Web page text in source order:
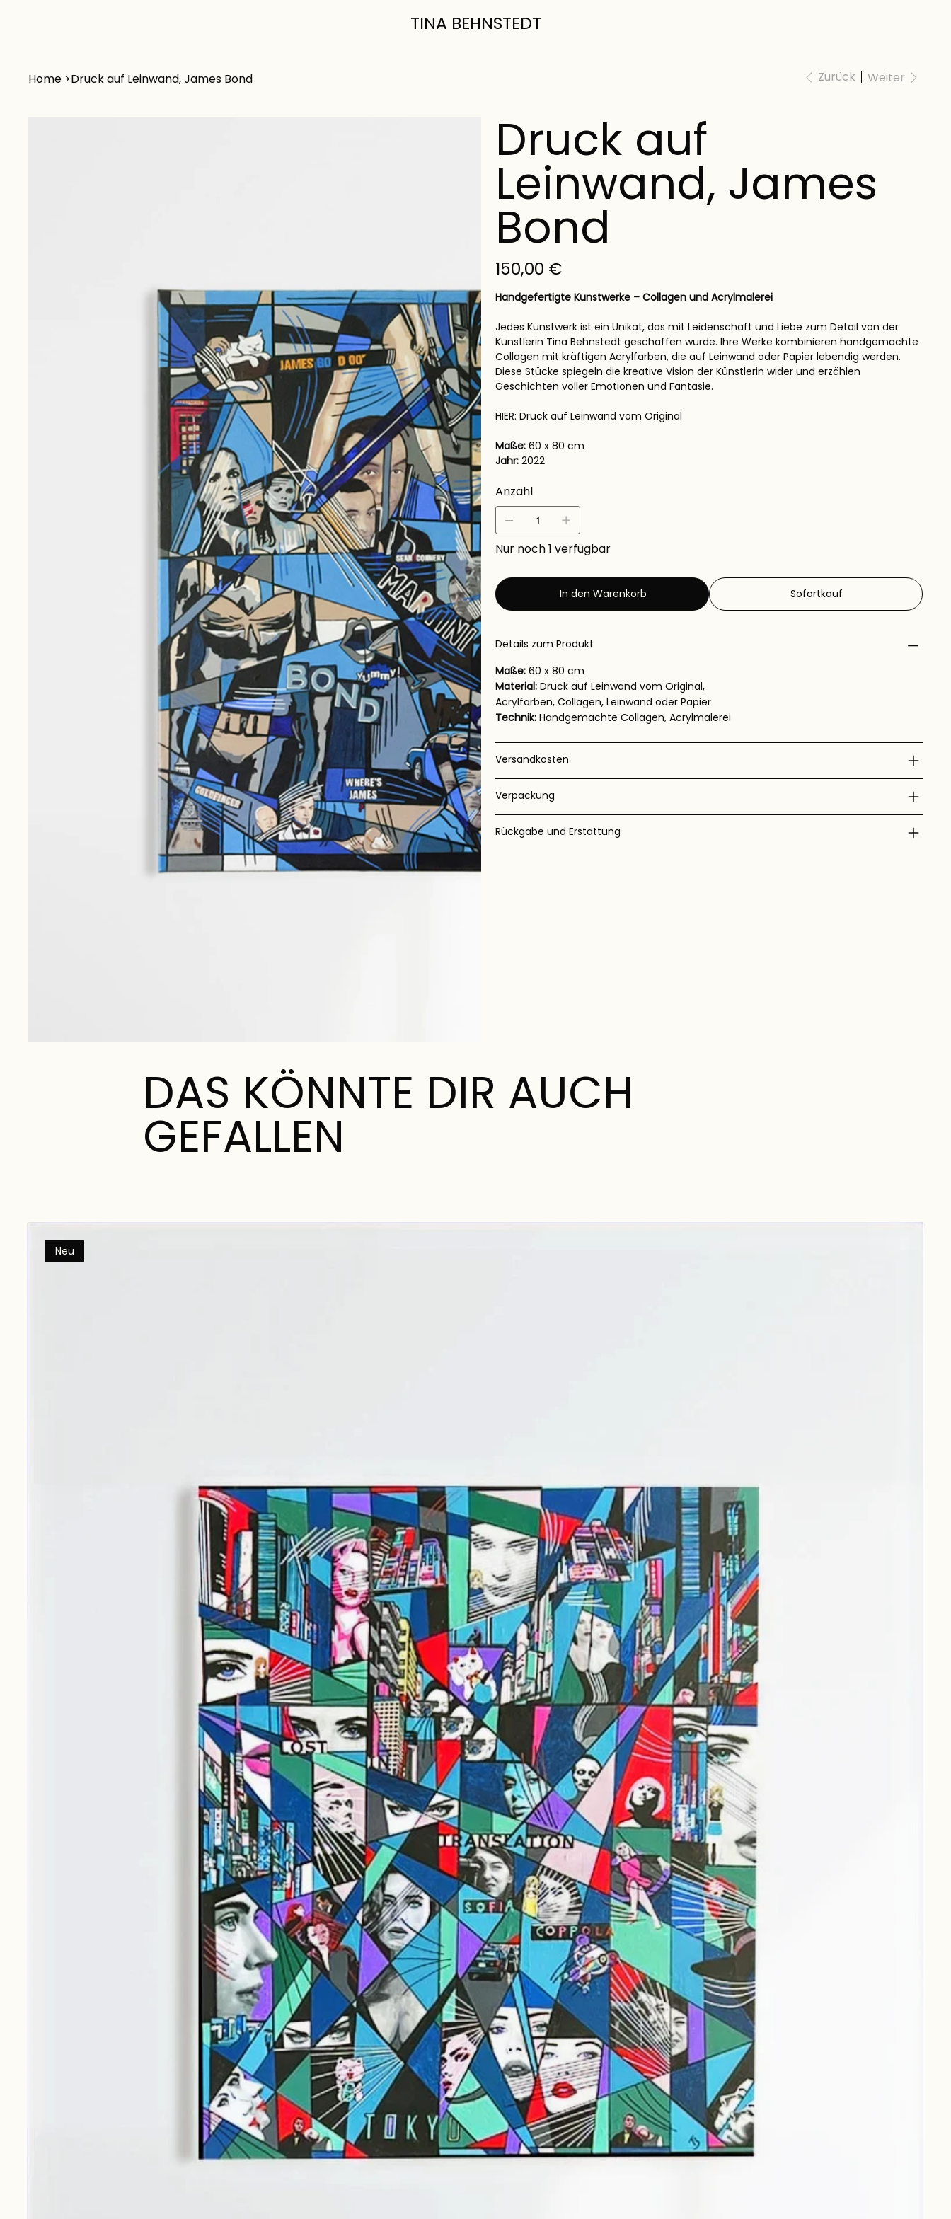
TINA BEHNSTEDT
Home >Druck auf Leinwand, James Bond Zurück Weiter
Druck auf
Leinwand, James
Bond
150,00 €
Handgefertigte Kunstwerke – Collagen und Acrylmalerei
Jedes Kunstwerk ist ein Unikat, das mit Leidenschaft und Liebe zum Detail von der
Künstlerin Tina Behnstedt geschaffen wurde. Ihre Werke kombinieren handgemachte
Collagen mit kräftigen Acrylfarben, die auf Leinwand oder Papier lebendig werden.
Diese Stücke spiegeln die kreative Vision der Künstlerin wider und erzählen
Geschichten voller Emotionen und Fantasie.
HIER: Druck auf Leinwand vom Original
Maße:60 x 80 cm
Jahr: 2022
Anzahl
Nur noch 1 verfügbar
In den Warenkorb Sofortkauf
Details zum Produkt
Maße: 60 x 80 cm
Material: Druck auf Leinwand vom Original,
Acrylfarben, Collagen, Leinwand oder Papier
Technik: Handgemachte Collagen, Acrylmalerei
Versandkosten
Verpackung
Rückgabe und Erstattung
DAS KÖNNTE DIR AUCH
GEFALLEN
Neu